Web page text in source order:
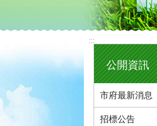
:::
公開資訊
市府最新消息
招標公告